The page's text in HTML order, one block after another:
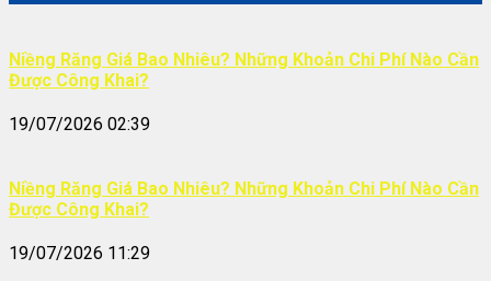
Niềng Răng Giá Bao Nhiêu? Những Khoản Chi Phí Nào Cần
Được Công Khai?
19/07/2026 02:39
Niềng Răng Giá Bao Nhiêu? Những Khoản Chi Phí Nào Cần
Được Công Khai?
19/07/2026 11:29